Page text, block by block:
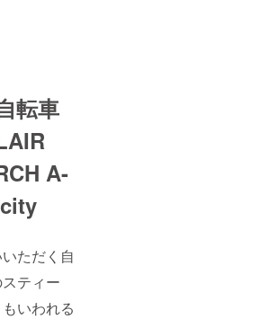
転車
A-
ただく自
ティー
いわれる